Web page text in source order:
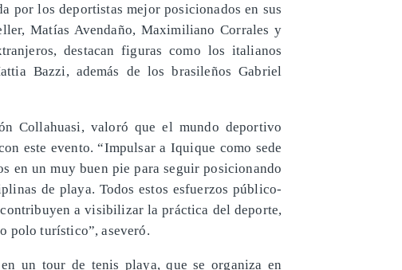
por los deportistas mejor posicionados en sus
Matías Avendaño, Maximiliano Corrales y
destacan figuras como los italianos
Bazzi, además de los brasileños Gabriel
Collahuasi, valoró que el mundo deportivo
este evento. “Impulsar a Iquique como sede
en un muy buen pie para seguir posicionando
de playa. Todos estos esfuerzos público-
a visibilizar la práctica del deporte,
polo turístico”, aseveró.
un tour de tenis playa, que se organiza en